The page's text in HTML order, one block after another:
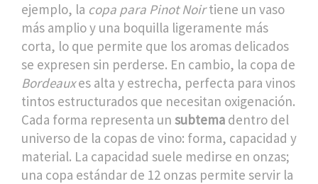
ejemplo, la copa para Pinot Noirtiene un vaso
más amplio y una boquilla ligeramente más
corta, lo que permite que los aromas delicados
se expresen sin perderse. En cambio, la copa de
Bordeauxes alta y estrecha, perfecta para vinos
tintos estructurados que necesitan oxigenación.
Cada forma representa un subtema dentro del
universo de la copas de vino: forma, capacidad y
material. La capacidad suele medirse en onzas;
una copa estándar de 12 onzas permite servir la